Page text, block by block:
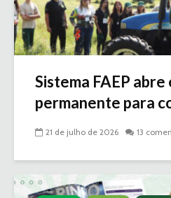
Sistema FAEP
permanente para
21 de julho de 2026 13